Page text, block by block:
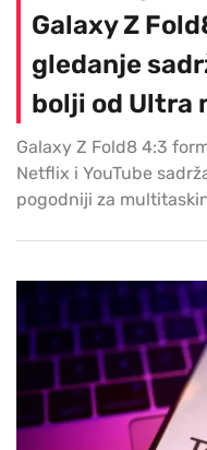
Galaxy Z
gledanje
bolji od Ultra
Galaxy Z Fold8 4:3
Netflix i YouTube
pogodniji za